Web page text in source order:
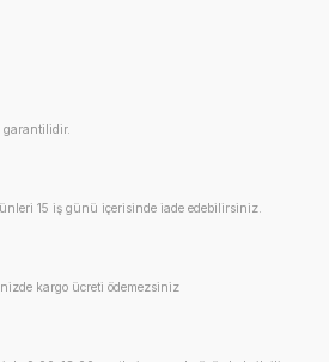
15 iş günü içerisinde iade edebilirsiniz.
kargo ücreti ödemezsiniz